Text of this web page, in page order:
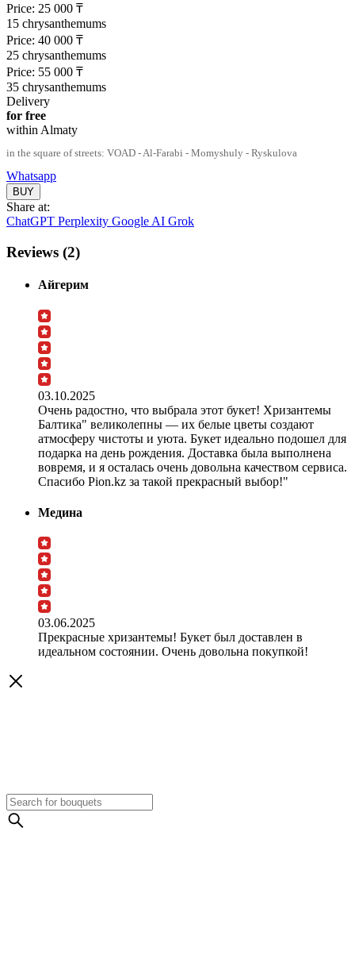
Price: 25 000 ₸
15 chrysanthemums
Price: 40 000 ₸
25 chrysanthemums
Price: 55 000 ₸
35 chrysanthemums
Delivery
for free
within Almaty
in the square of streets: VOAD - Al-Farabi - Momyshuly - Ryskulova
Whatsapp
Share at:
ChatGPT Perplexity Google AI Grok
Reviews (2)
Айгерим
03.10.2025
Очень радостно, что выбрала этот букет! Хризантемы
Балтика" великолепны — их белые цветы создают
атмосферу чистоты и уюта. Букет идеально подошел для
подарка на день рождения. Доставка была выполнена
вовремя, и я осталась очень довольна качеством сервиса.
Спасибо Pion.kz за такой прекрасный выбор!"
Медина
03.06.2025
Прекрасные хризантемы! Букет был доставлен в
идеальном состоянии. Очень довольна покупкой!